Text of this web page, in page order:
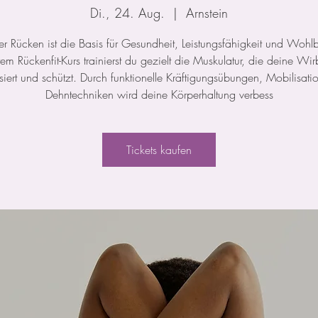
Di., 24. Aug.
  |
Arnstein
Rücken ist die Basis für Gesundheit, Leistungsfähigkeit und
Rückenfit-Kurs trainierst du gezielt die Muskulatur, die deine
und schützt. Durch funktionelle Kräftigungsübungen,
Dehntechniken wird deine Körperhaltung verbess
Tickets kaufen